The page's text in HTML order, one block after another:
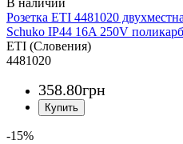
Розетка ETI 4481020
Schuko IP44 16A 250V
ETI (Словения)
4481020
358.80грн
-15%